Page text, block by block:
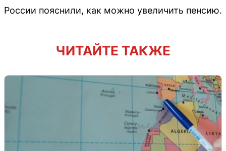
России пояснили, как можно увеличить пенсию.
ЧИТАЙТЕ ТАКЖЕ